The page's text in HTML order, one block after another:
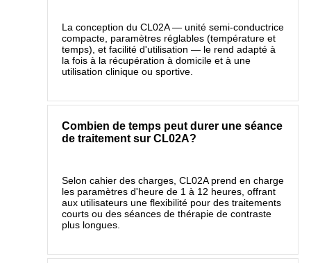
La conception du CL02A — unité semi-conductrice
compacte, paramètres réglables (température et
temps), et facilité d'utilisation — le rend adapté à
la fois à la récupération à domicile et à une
utilisation clinique ou sportive.
Combien de temps peut durer une séance
de traitement sur CL02A?
Selon cahier des charges, CL02A prend en charge
les paramètres d'heure de 1 à 12 heures, offrant
aux utilisateurs une flexibilité pour des traitements
courts ou des séances de thérapie de contraste
plus longues.